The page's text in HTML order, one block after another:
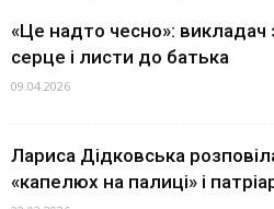
«Це надто чесно»: викладач
серце і листи до батька
09.04.2026
Лариса Дідковська
«капелюх на палиці» і